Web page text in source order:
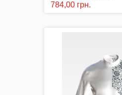
784,00 грн.